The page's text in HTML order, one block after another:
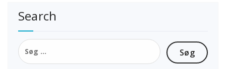
Search
Søg
efter: